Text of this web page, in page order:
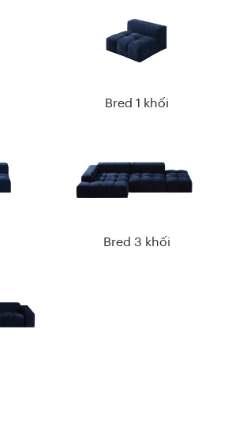
Bred 1 khối
Bred 3 khối